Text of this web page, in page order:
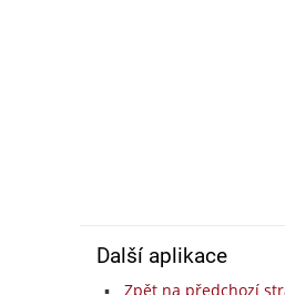
Další aplikace
Zpět na předchozí